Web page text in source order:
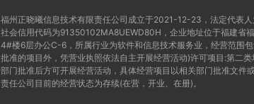
福州正晓曦信息技术有限责任公司成立于2021-12-23，法定代表
社会信用代码为91350102MA8UEWD80H，企业地址位于福建省
4#楼6层办公C-6，所属行业为软件和信息技术服务业，经营范围
批准的项目外，凭营业执照依法自主开展经营活动)许可项目:第二
部门批准后方可开展经营活动，具体经营项目以相关部门批准文件
责任公司目前的经营状态为存续(在营，开业、在册)。